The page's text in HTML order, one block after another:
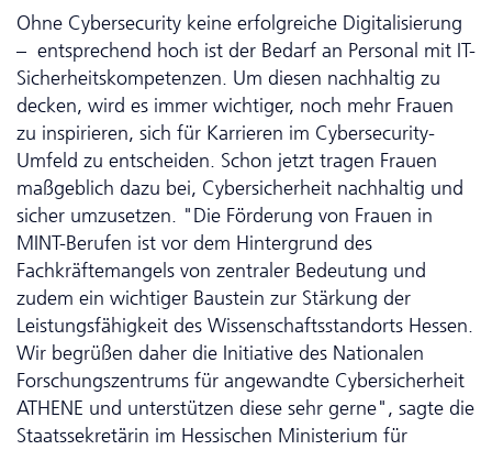
Ohne Cyber­security keine erfolgreiche Digitalisierung
– entsprechend hoch ist der Bedarf an Personal mit IT-
Sicherheitskompetenzen. Um diesen nachhaltig zu
decken, wird es immer wichtiger, noch mehr Frauen
zu inspirieren, sich für Karrieren im Cyber­security-
Umfeld zu entscheiden. Schon jetzt tragen Frauen
maßgeblich dazu bei, Cyber­sicher­heit nachhaltig und
sicher umzusetzen. "Die Förderung von Frauen in
MINT-Berufen ist vor dem Hintergrund des
Fachkräftemangels von zentraler Bedeutung und
zudem ein wichtiger Baustein zur Stärkung der
Leistungsfähigkeit des Wissenschaftsstandorts Hessen.
Wir begrüßen daher die Initiative des Nationalen
Forschungs­zentrums für angewandte Cyber­sicher­heit
ATHENE und unterstützen diese sehr gerne", sagte die
Staatssekretärin im Hessischen Ministerium für